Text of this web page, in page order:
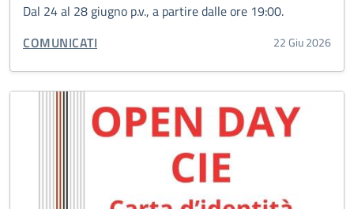
Dal 24 al 28 giugno p.v., a partire dalle ore 19:00.
CATEGORIA CORRELATA:
COMUNICATI 22 Giu 2026